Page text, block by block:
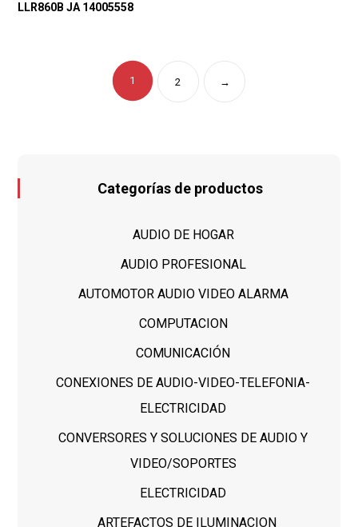
LLR860B JA 14005558
1 2 →
Categorías de productos
AUDIO DE HOGAR
AUDIO PROFESIONAL
AUTOMOTOR AUDIO VIDEO ALARMA
COMPUTACION
COMUNICACIÓN
CONEXIONES DE AUDIO-VIDEO-TELEFONIA-
ELECTRICIDAD
CONVERSORES Y SOLUCIONES DE AUDIO Y
VIDEO/SOPORTES
ELECTRICIDAD
ARTEFACTOS DE ILUMINACION